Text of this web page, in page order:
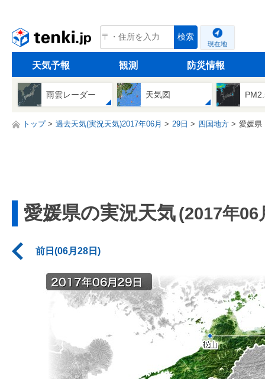
tenki.jp 検索
現在地
天気予報 観測 防災情報
雨雲レーダー 天気図
トップ 過去天気(実況天気)2017年06月 29日 四国地方 愛媛県
愛媛県の実況天気(2017年06
前日(06月28日)